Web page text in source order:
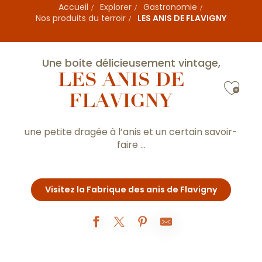
Accueil Explorer
Gastronomie
Nos produits du terroir
LES ANIS DE FLAVIGNY
Une boite délicieusement vintage,
LES ANIS DE
FLAVIGNY
une petite dragée à l’anis et un certain savoir-
faire …
Visitez la Fabrique des anis de Flavigny